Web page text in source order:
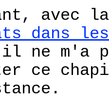
avec
dans
ne m'a
ce